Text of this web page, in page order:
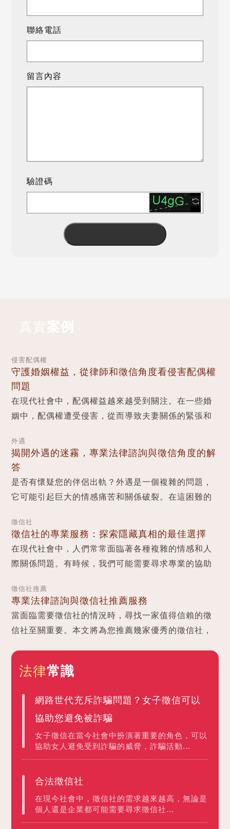
聯絡電話
留言內容
驗證碼
侵害配偶權
守護婚姻權益，從律師和徵信角度看侵害配偶權
問題
在現代社會中，配偶權益越來越受到關注。在一些婚
姻中，配偶權遭受侵害，從而導致夫妻關係的緊張和
權...
外遇
揭開外遇的迷霧，專業法律諮詢與徵信角度的解
答
是否有懷疑您的伴侶出軌？外遇是一個複雜的問題，
它可能引起巨大的情感痛苦和關係破裂。在這困難的
徵信社
徵信社的專業服務：探索隱藏真相的最佳選擇
在現代社會中，人們常常面臨著各種複雜的情感和人
際關係問題。有時候，我們可能需要尋求專業的協助
的機構...
徵信社推薦
專業法律諮詢與徵信社推薦服務
當面臨需要徵信社的情況時，尋找一家值得信賴的徵
信社至關重要。本文將為您推薦幾家優秀的徵信社，
法律常識
網路世代充斥詐騙問題？女子徵信可以
協助您避免被詐騙
女子徵信在當今社會中扮演著重要的角色，可以
協助女人避免受到詐騙的威脅，詐騙活動...
合法徵信社
在現今社會中，徵信社的需求越來越高，無論是
個人還是企業都可能需要尋求徵信社...